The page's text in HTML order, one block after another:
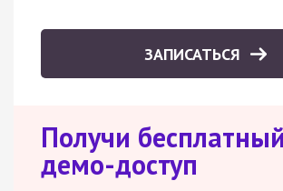
ЗАПИСАТЬСЯ
Получи бесплатный
демо-доступ